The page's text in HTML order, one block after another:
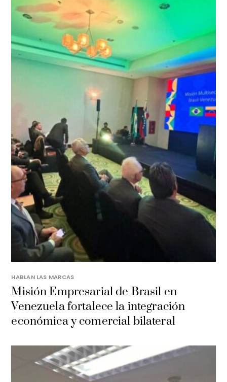
HABLAN LAS MARCAS
Misión Empresarial de Brasil en
Venezuela fortalece la integración
económica y comercial bilateral